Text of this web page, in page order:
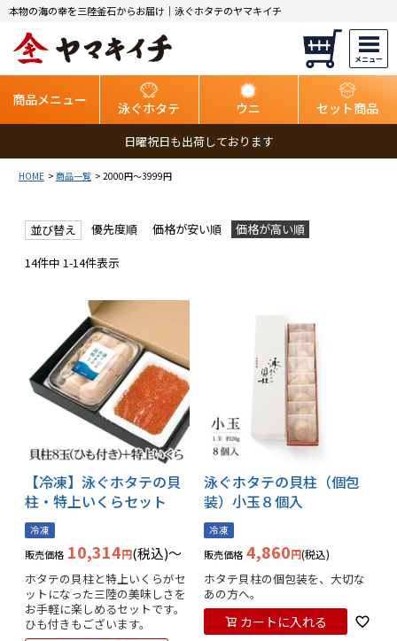
本物の海の幸を三陸釜石からお届け｜泳ぐホタテのヤマキイチ
商品メニュー 泳ぐホタテ ウニ セット商品
日曜祝日も出荷しております
HOME 商品一覧 2000円～3999円
並び替え 優先度順 価格が安い順
価格が高い順
14件中 1-14件表示
【冷凍】泳ぐホタテの貝
柱・特上いくらセット
冷凍
販売価格 10,314 税込 〜
ホタテの貝柱と特上いくらがセ
ットになった三陸の美味しさを
お手軽に楽しめるセットです。
ひも付きもございます。
泳ぐホタテの貝柱（個包
装）小玉８個入
冷凍
販売価格 4,860 税込
ホタテ貝柱の個包装を、大切な
あの方へ。
カートに入れる